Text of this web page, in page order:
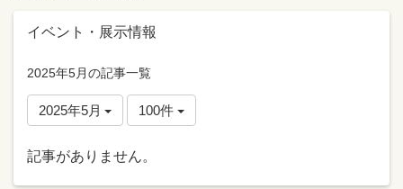
イベント・展示情報
2025年5月の記事一覧
2025年5月 100件
記事がありません。